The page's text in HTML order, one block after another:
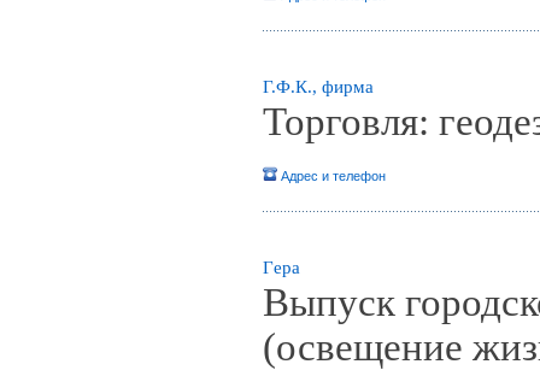
Г.Ф.К., фирма
Торговля:
Адрес и телефон
Гeра
Выпуск
(освещение